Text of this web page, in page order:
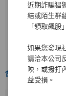
近期詐騙猖
結或陌生群
「領取飆股
如果您發現
請洽本公司
映，或撥打
益受損。
證券業務 元大證
合作推廣專區